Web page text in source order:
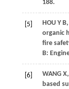
188.
[5] HOU Y B,
organic
fire
B:
[6] WANG X,
based